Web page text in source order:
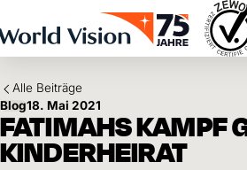
Alle Beiträge
Blog18. Mai 2021
FATIMAHS KAMPF
KINDERHEIRAT